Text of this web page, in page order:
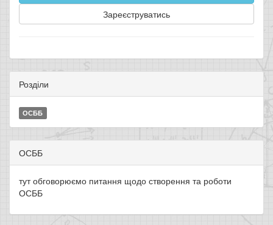
Зареєструватись
Розділи
ОСББ
ОСББ
тут обговорюємо питання щодо створення та роботи
ОСББ